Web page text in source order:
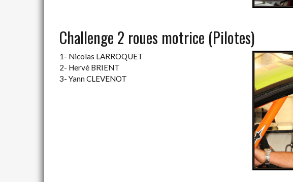
Challenge 2 roues motrice (Pilotes)
1- Nicolas LARROQUET
2- Hervé BRIENT
3- Yann CLEVENOT